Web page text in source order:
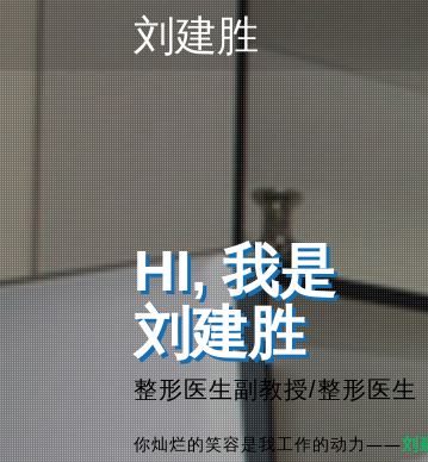
刘建胜
HI, 我是
刘建胜
整形医生副教授/整形医生
你灿烂的笑容是我工作的动力——刘